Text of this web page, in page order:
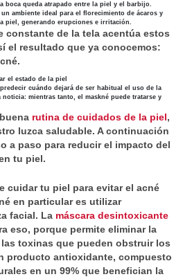
boca queda atrapado entre la piel y el barbijo.
ambiente ideal para el florecimiento de ácaros y
piel, generando erupciones e irritación.
constante de la tela acentúa estos
el resultado que ya conocemos:
el estado de la piel
cuándo dejará de ser habitual el uso de la
mientras tanto, el maskné puede tratarse y
rutina de cuidados de la piel ,
luzca saludable. A continuación
a paso para reducir el impacto del
tu piel.
cuidar tu piel para evitar el acné
en particular es utilizar
facial. La máscara desintoxicante
eso, porque permite eliminar la
toxinas que pueden obstruir los
producto antioxidante, compuesto
en un 99% que benefician la